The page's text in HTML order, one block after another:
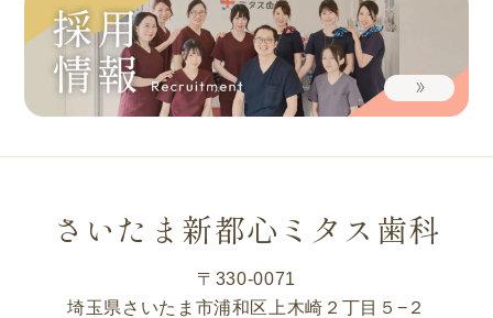
さいたま新都心ミタス歯科
〒330-0071
埼玉県さいたま市浦和区上木崎２丁目５−２